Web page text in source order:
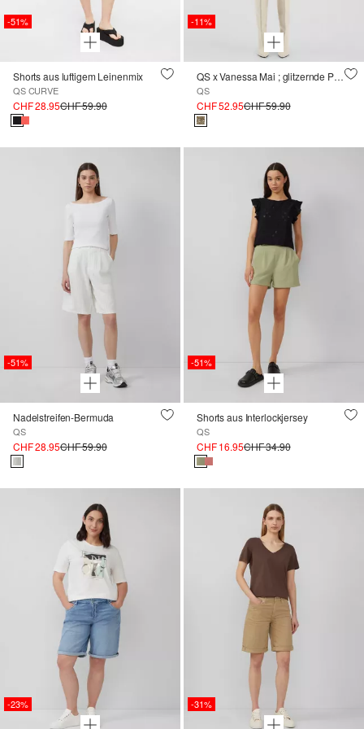
-51%
Shorts aus luftigem Leinenmix
QS CURVE
CHF 28.95CHF 59.90
-11%
QS x Vanessa Mai ; glitzernde Pailettenshorts
QS
CHF 52.95CHF 59.90
-51%
Nadelstreifen-Bermuda
QS
CHF 28.95CHF 59.90
-51%
Shorts aus Interlockjersey
QS
CHF 16.95CHF 34.90
-23% -31%